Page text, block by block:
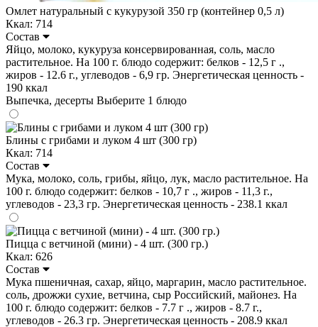
Омлет натуральный с кукурузой 350 гр (контейнер 0,5 л)
Ккал: 714
Состав
Яйцо, молоко, кукуруза консервированная, соль, масло
растительное. На 100 г. блюдо содержит: белков - 12,5 г .,
жиров - 12.6 г., углеводов - 6,9 гр. Энергетическая ценность -
190 ккал
Выпечка, десерты Выберите 1 блюдо
Блины с грибами и луком 4 шт (300 гр)
Ккал: 714
Состав
Мука, молоко, соль, грибы, яйцо, лук, масло растительное. На
100 г. блюдо содержит: белков - 10,7 г ., жиров - 11,3 г.,
углеводов - 23,3 гр. Энергетическая ценность - 238.1 ккал
Пицца с ветчиной (мини) - 4 шт. (300 гр.)
Ккал: 626
Состав
Мука пшеничная, сахар, яйцо, маргарин, масло растительное.
соль, дрожжи сухие, ветчина, сыр Российский, майонез. На
100 г. блюдо содержит: белков - 7.7 г ., жиров - 8.7 г.,
углеводов - 26.3 гр. Энергетическая ценность - 208.9 ккал